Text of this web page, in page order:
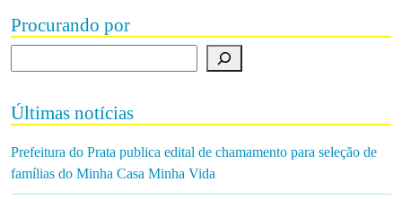
Procurando por
Últimas notícias
Prefeitura do Prata publica edital de chamamento para seleção de
famílias do Minha Casa Minha Vida